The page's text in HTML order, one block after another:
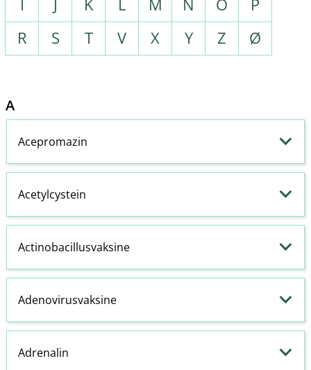
I
J K L M N O
P
R
S T V X Y Z Ø
A
Acepromazin
Acetylcystein
Actinobacillusvaksine
Adenovirusvaksine
Adrenalin